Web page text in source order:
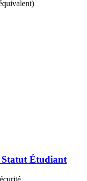
Statut Étudiant